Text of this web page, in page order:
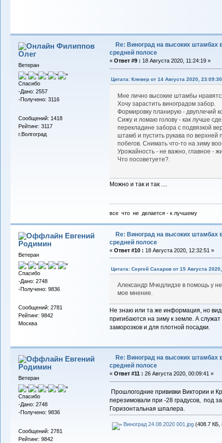
Филиппов
Олег
Ветеран
Спасибо
-Дано: 2557
-Получено: 3116
Сообщений: 1418
Рейтинг: 3117
г.Волгоград
Re: Виноград на высоких штамбах
средней полосе
« Ответ #9 : 18 Августа 2020, 11:24:19 »
Цитата: Клевер от 14 Августа 2020, 23:09:30
Мне лично высокие штамбы
Хочу зарастить виноградом забор.
Формировку планирую - двуплечий
Сижу и ломаю голову - как лучше
перекладине забора с подвязкой
штамб и пустить рукава по
побегов. Снимать что-то на зиму
Урожайность - не важно, главное -
Что посоветуете?.
Можно и так и так ....
все что не делается - к лучшему
Евгений
Родимин
Ветеран
Спасибо
-Дано: 2748
-Получено: 9836
Сообщений: 2781
Рейтинг: 9842
Москва
Re: Виноград на высоких штамбах
средней полосе
« Ответ #10 : 18 Августа 2020, 12:32:51 »
Цитата: Сергей Сахаров от 15 Августа
Александр Мчедлидзе в помощь у
мое мнение.
Не знаю или та же информация, но
пригибаются на зиму к земле. А
заморозков и для плотной посадки.
Евгений
Родимин
Ветеран
Спасибо
-Дано: 2748
-Получено: 9836
Сообщений: 2781
Рейтинг: 9842
Re: Виноград на высоких штамбах
средней полосе
« Ответ #11 : 26 Августа 2020, 00:09:41 »
Прошлогодние прививки Виктории и
перезимовали при -28 градусов, под
Горизонтальная шпалера.
Виноград 24.08.2020 001.jpg(408.7 КБ,